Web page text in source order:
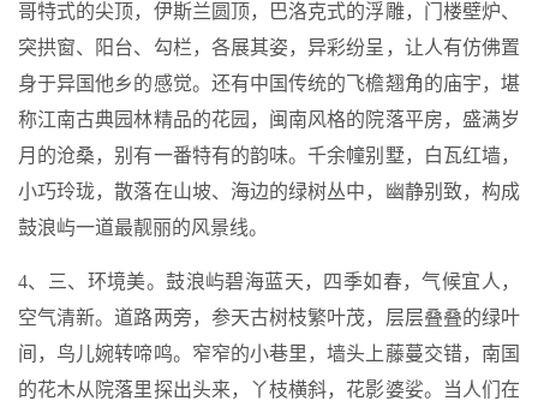
哥特式的尖顶，伊斯兰圆顶，巴洛克式的浮雕，门楼壁炉、
突拱窗、阳台、勾栏，各展其姿，异彩纷呈，让人有仿佛置
身于异国他乡的感觉。还有中国传统的飞檐翘角的庙宇，堪
称江南古典园林精品的花园，闽南风格的院落平房，盛满岁
月的沧桑，别有一番特有的韵味。千余幢别墅，白瓦红墙，
小巧玲珑，散落在山坡、海边的绿树丛中，幽静别致，构成
鼓浪屿一道最靓丽的风景线。
4、三、环境美。鼓浪屿碧海蓝天，四季如春，气候宜人，
空气清新。道路两旁，参天古树枝繁叶茂，层层叠叠的绿叶
间，鸟儿婉转啼鸣。窄窄的小巷里，墙头上藤蔓交错，南国
的花木从院落里探出头来，丫枝横斜，花影婆娑。当人们在